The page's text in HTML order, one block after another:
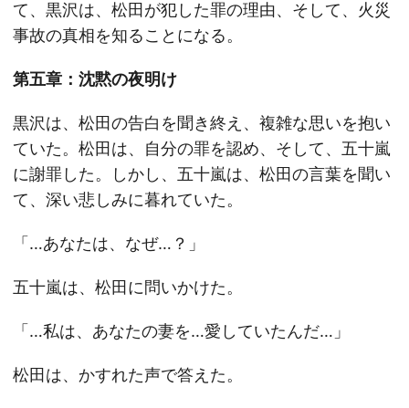
て、黒沢は、松田が犯した罪の理由、そして、火災
事故の真相を知ることになる。
第五章：沈黙の夜明け
黒沢は、松田の告白を聞き終え、複雑な思いを抱い
ていた。松田は、自分の罪を認め、そして、五十嵐
に謝罪した。しかし、五十嵐は、松田の言葉を聞い
て、深い悲しみに暮れていた。
「…あなたは、なぜ…？」
五十嵐は、松田に問いかけた。
「…私は、あなたの妻を…愛していたんだ…」
松田は、かすれた声で答えた。